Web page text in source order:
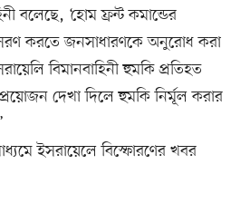
বলেছে, ‘হোম ফ্রন্ট কমান্ডের
করতে জনসাধারণকে অনুরোধ করা
বিমানবাহিনী হুমকি প্রতিহত
দেখা দিলে হুমকি নির্মূল করার
ইসরায়েলে বিস্ফোরণের খবর